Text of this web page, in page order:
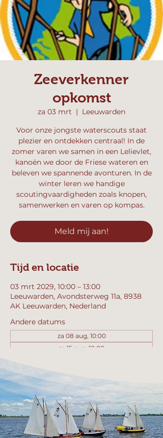
Zeeverkenner
opkomst
za 03 mrt
  |
Leeuwarden
Voor onze jongste waterscouts staat
plezier en ontdekken centraal! In de
zomer varen we samen in een Lelievlet,
kanoën we door de Friese wateren en
beleven we spannende avonturen. In de
winter leren we handige
scoutingvaardigheden zoals knopen,
samenwerken en varen op kompas.
Meld mij aan!
Tijd en locatie
03 mrt 2029, 10:00 – 13:00
Leeuwarden, Avondsterweg 11a, 8938
AK Leeuwarden, Nederland
Andere datums
za 08 aug, 10:00
za 15 aug, 10:00
Bekijk alle 358 datums
Meld mij aan!